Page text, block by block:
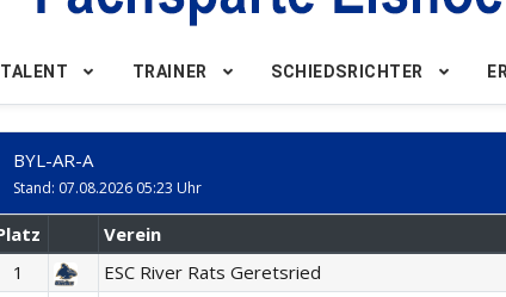
TALENT TRAINER SCHIEDSRICHTER
BYL-AR-A
Stand: 07.08.2026 05:23 Uhr
Verein
1
ESC River Rats Geretsried